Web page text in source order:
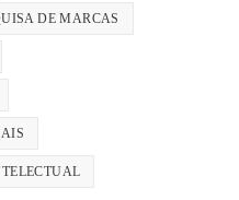
DE MARCAS